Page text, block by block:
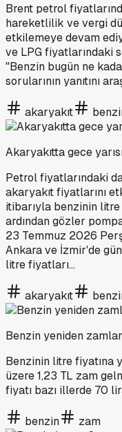
Brent petrol
hareketlilik ve vergi
etkilemeye devam
ve LPG fiyatlarındaki
"Benzin bugün ne
sorularının yanıtını
akaryakıt
Akaryakıtta gece
Petrol fiyatlarındaki
akaryakıt fiyatlarını
itibarıyla benzinin litre
ardından gözler
23 Temmuz 2026
Ankara ve İzmir'de
litre fiyatları...
akaryakıt
Benzin yeniden
Benzinin litre fiyatına
üzere 1,23 TL zam
fiyatı bazı illerde 70
benzin zam